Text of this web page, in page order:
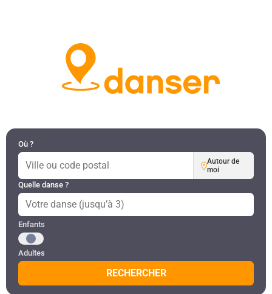
Où ?
Autour de
moi
Quelle danse ?
Public recherché
Enfants
Adultes
RECHERCHER